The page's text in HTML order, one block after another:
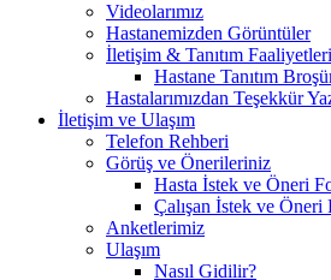
Videolarımız
Hastanemizden Görüntüler
İletişim & Tanıtım Faaliyetleri
Hastane Tanıtım
Hastalarımızdan Teşekkür
İletişim ve Ulaşım
Telefon Rehberi
Görüş ve Önerileriniz
Hasta İstek ve Öneri
Çalışan İstek ve Öneri
Anketlerimiz
Ulaşım
Nasıl Gidilir?